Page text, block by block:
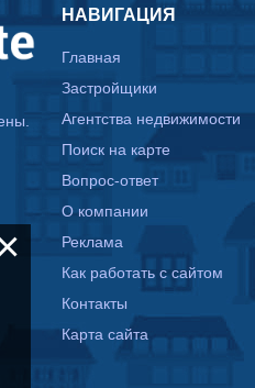
НАВИГАЦИЯ
Главная
Застройщики
Агентства недвижимости
Поиск на карте
Вопрос-ответ
О компании
Реклама
Как работать с сайтом
Контакты
Карта сайта